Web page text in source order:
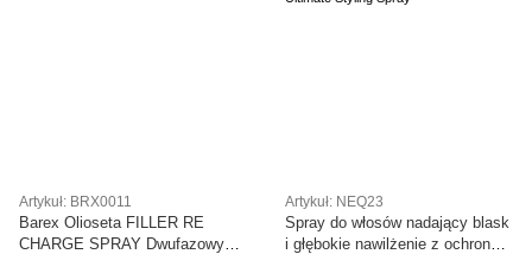
Artykuł: BRX0011
Barex Olioseta FILLER RE
CHARGE SPRAY Dwufazowy
Artykuł: NEQ23
Spray do włosów nadający blask
i głębokie nawilżenie z ochroną